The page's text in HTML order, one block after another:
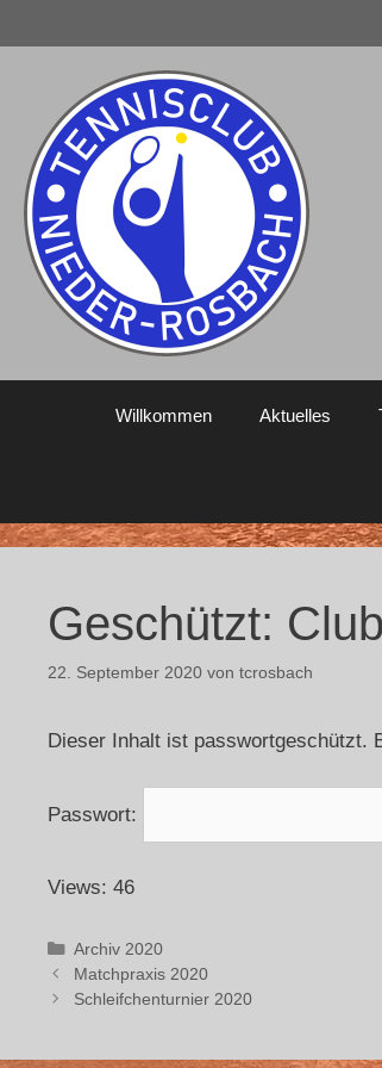
Willkommen Aktuelles
Geschützt:
22. September 2020 von tcrosbach
Dieser Inhalt ist passwortgeschützt.
Passwort:
Views: 46
Archiv 2020
Matchpraxis 2020
Schleifchenturnier 2020